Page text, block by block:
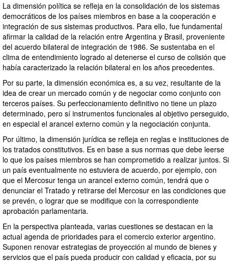
La dimensión política se refleja en la consolidación de los sistemas
democráticos de los países miembros en base a la cooperación e
integración de sus sistemas productivos. Para ello, fue fundamental
afirmar la calidad de la relación entre Argentina y Brasil, proveniente
del acuerdo bilateral de integración de 1986. Se sustentaba en el
clima de entendimiento logrado al detenerse el curso de colisión que
había caracterizado la relación bilateral en los años precedentes.
Por su parte, la dimensión económica es, a su vez, resultante de la
idea de crear un mercado común y de negociar como conjunto con
terceros países. Su perfeccionamiento definitivo no tiene un plazo
determinado, pero sí instrumentos funcionales al objetivo perseguido,
en especial el arancel externo común y la negociación conjunta.
Por último, la dimensión jurídica se refleja en reglas e instituciones de
los tratados constitutivos. Es en base a sus normas que debe leerse
lo que los países miembros se han comprometido a realizar juntos. Si
un país eventualmente no estuviera de acuerdo, por ejemplo, con
que el Mercosur tenga un arancel externo común, tendrá que o
denunciar el Tratado y retirarse del Mercosur en las condiciones que
se prevén, o lograr que se modifique con la correspondiente
aprobación parlamentaria.
En la perspectiva planteada, varias cuestiones se destacan en la
actual agenda de prioridades para el comercio exterior argentino.
Suponen renovar estrategias de proyección al mundo de bienes y
servicios que el país pueda producir con calidad y eficacia, por su